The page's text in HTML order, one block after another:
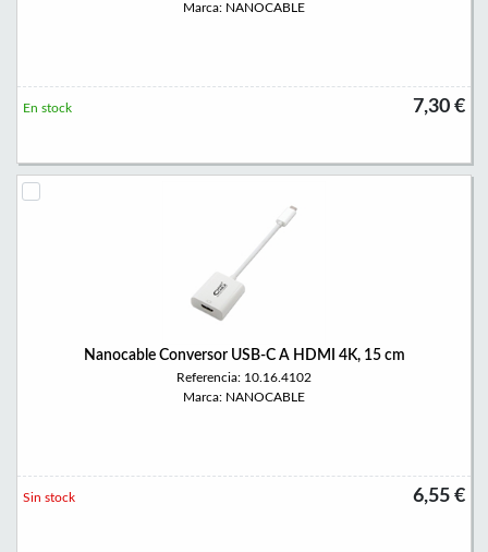
Marca: NANOCABLE
7,30 €
En stock
Nanocable Conversor USB-C A HDMI 4K, 15 cm
Referencia: 10.16.4102
Marca: NANOCABLE
6,55 €
Sin stock